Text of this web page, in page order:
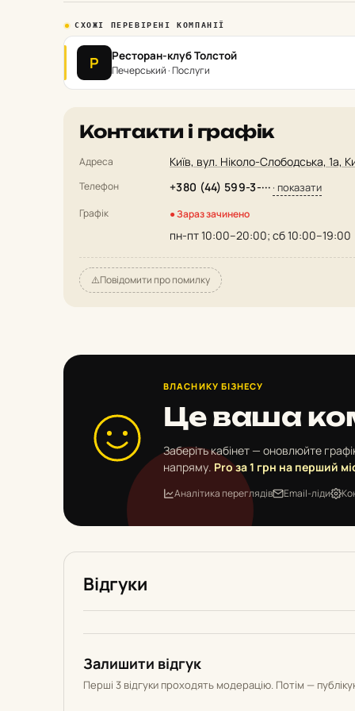
СХОЖІ ПЕРЕВІРЕНІ КОМПАНІЇ
Р Ресторан-клуб Толстой
Печерський · Послуги
Контакти і графік
Адреса Київ, вул. Ніколо-Слободська, 1а,
Телефон +380 (44) 599-3-··· · показати
Графік ● Зараз зачинено
пн-пт 10:00–20:00; сб 10:00–19:00
⚠️Повідомити про помилку
ВЛАСНИКУ БІЗНЕСУ
Це ваша
Заберіть кабінет — оновлюйте
напряму. Pro за 1 грн на перший
Аналітика переглядів Email-ліди
Відгуки
Залишити відгук
Перші 3 відгуки проходять модерацію. Потім —